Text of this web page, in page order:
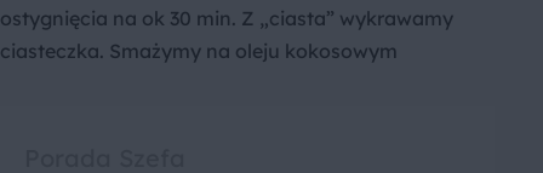
ostygnięcia na ok 30 min. Z „ciasta” wykrawamy
ciasteczka. Smażymy na oleju kokosowym